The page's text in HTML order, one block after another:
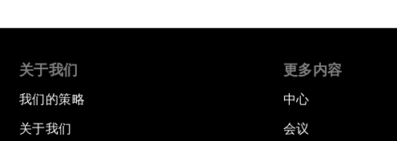
关于我们
我们的策略
关于我们
更多内容
中心
会议